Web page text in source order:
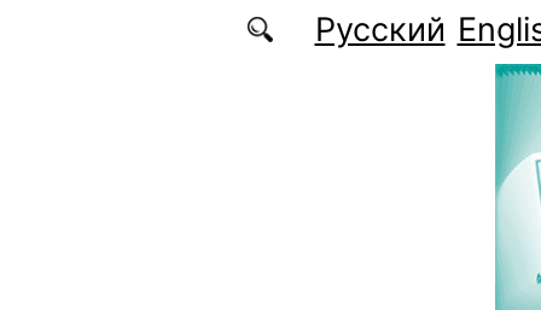
Перейти к основному содержаниюРусский